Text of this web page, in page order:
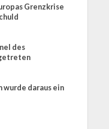
Grenzkrise
des
wurde daraus ein